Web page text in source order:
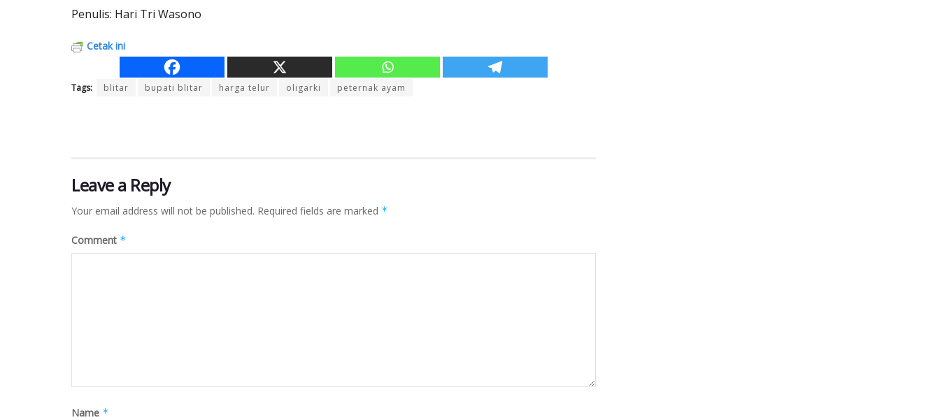
Penulis: Hari Tri Wasono
Cetak ini
Tags: blitar bupati blitar harga telur oligarki peternak ayam
Leave a Reply
Your email address will not be published. Required fields are marked *
Comment *
Name *